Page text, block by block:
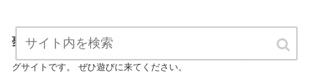
夢の１軒家購入情報サイト
グサイトです。 ぜひ遊びに来てください。